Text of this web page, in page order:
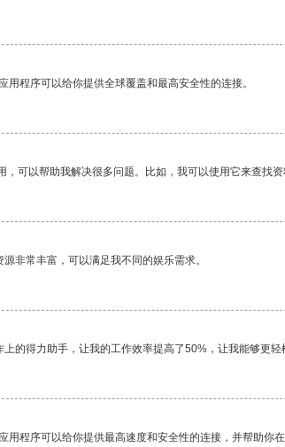
用程序可以给你提供全球覆盖和最高安全性的连接。
，可以帮助我解决很多问题。比如，我可以使用它来查找资
非常丰富，可以满足我不同的娱乐需求。
的得力助手，让我的工作效率提高了50%，让我能够更轻
用程序可以给你提供最高速度和安全性的连接，并帮助你在